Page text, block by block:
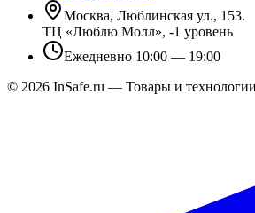
Москва, Люблинская ул., 153.
ТЦ «Люблю Молл», -1 уровень
Ежедневно 10:00 — 19:00
© 2026 InSafe.ru — Товары и технологии